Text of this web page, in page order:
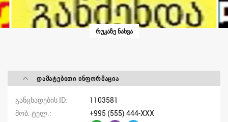
ᲠᲣᲙᲐᲖᲔ ᲜᲐᲮᲕᲐ
ᲓᲐᲛᲐᲢᲔᲑᲘᲗᲘ ᲘᲜᲤᲝᲠᲛᲐᲪᲘᲐ
განცხადების ID
1103581
მობ. ტელ.
+995 (555) 444-XXX